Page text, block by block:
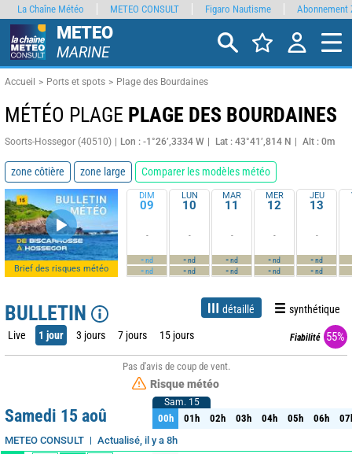
METEO
MARINE
Accueil Ports et spots Plage des Bourdaines
MÉTÉO PLAGE PLAGE DES BOURDAINES
Soorts-Hossegor (40510) Lon : -1°26’,3334 W Lat : 43°41’,814 N Alt : 0m
zone côtière zone large Comparer les modèles météo
Brief des risques météo
DIM
09
-
-nd
-nd
LUN
10
-
-nd
-nd
MAR
11
-
-nd
-nd
MER
12
-
-nd
-nd
JEU
13
-
-nd
-nd
BULLETIN détaillé synthétique
Live 1 jour 3 jours 7 jours 15 jours Fiabilité 55%
Pas d'avis de coup de vent.
Risque météo
Samedi 15 aoû
METEO CONSULT Actualisé, il y a 8h
Sam. 15
00h 01h 02h 03h 04h 05h 06h
Sam. 15
00h 01h 02h 03h 04h 05h 06h
La Chaîne Météo METEO CONSULT Figaro Nautisme Abonnement